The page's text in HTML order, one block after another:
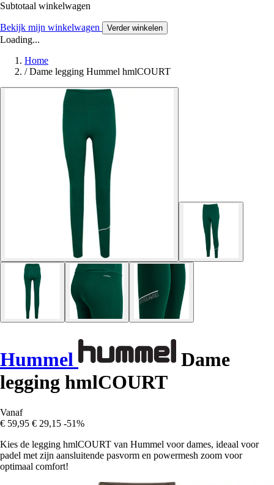
Subtotaal winkelwagen
Bekijk mijn winkelwagen Verder winkelen
Loading...
Home
/ Dame legging Hummel hmlCOURT
Hummel
Dame
legging hmlCOURT
Vanaf
€ 59,95 € 29,15 -51%
Kies de legging hmlCOURT van Hummel voor dames, ideaal voor
padel met zijn aansluitende pasvorm en powermesh zoom voor
optimaal comfort!